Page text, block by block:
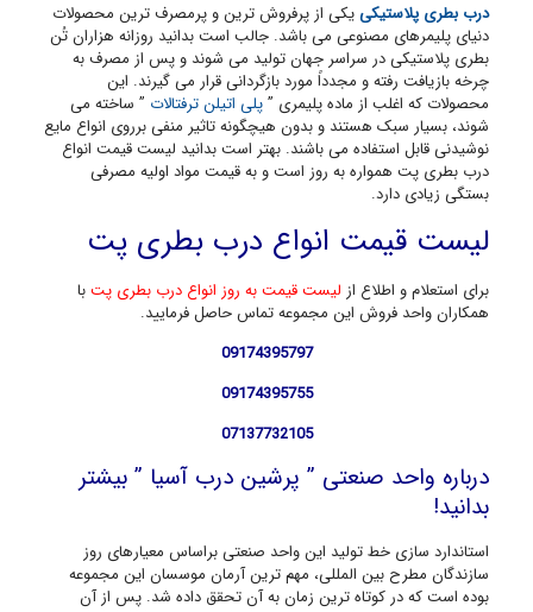
درب بطری پلاستیکییکی از پرفروش ترین و پرمصرف ترین محصولات
دنیای پلیمرهای مصنوعی می باشد. جالب است بدانید روزانه هزاران تُن
بطری پلاستیکی در سراسر جهان تولید می شوند و پس از مصرف به
چرخه بازیافت رفته و مجدداً مورد بازگردانی قرار می گیرند. این
محصولات که اغلب از ماده پلیمری ”پلی اتیلن ترفتالات ” ساخته می
شوند، بسیار سبک هستند و بدون هیچگونه تاثیر منفی برروی انواع مایع
نوشیدنی قابل استفاده می باشند. بهتر است بدانید لیست قیمت انواع
درب بطری پت همواره به روز است و به قیمت مواد اولیه مصرفی
بستگی زیادی دارد.
لیست قیمت انواع درب بطری پت
برای استعلام و اطلاع ازلیست قیمت به روز انواع درب بطری پتبا
همکاران واحد فروش این مجموعه تماس حاصل فرمایید.
09174395797
09174395755
07137732105
درباره واحد صنعتی ” پرشین درب آسیا ” بیشتر
بدانید!
استاندارد سازی خط تولید این واحد صنعتی براساس معیارهای روز
سازندگان مطرح بین المللی، مهم ترین آرمان موسسان این مجموعه
بوده است که در کوتاه ترین زمان به آن تحقق داده شد. پس از آن